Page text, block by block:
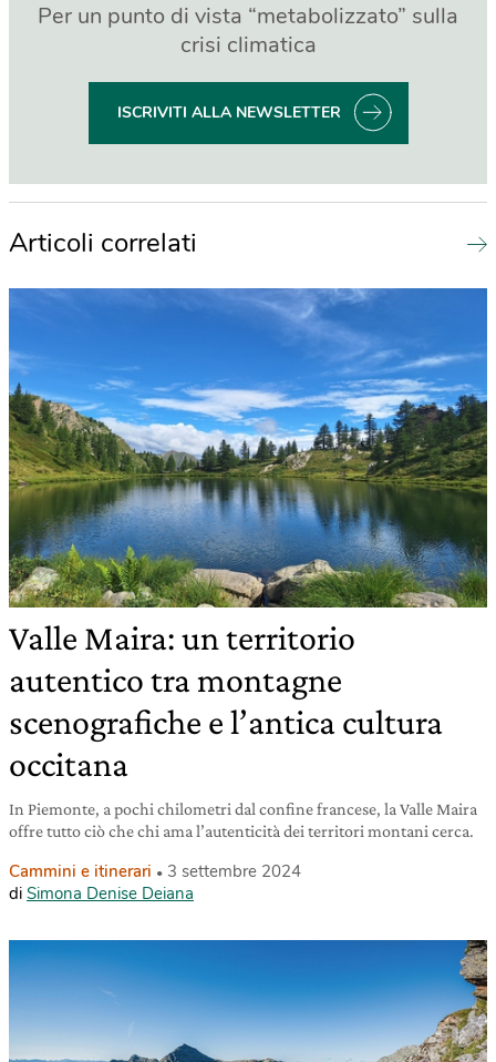
Per un punto di vista “metabolizzato” sulla
crisi climatica
ISCRIVITI ALLA NEWSLETTER
Articoli correlati
Valle Maira: un territorio
autentico tra montagne
scenografiche e l’antica cultura
occitana
In Piemonte, a pochi chilometri dal confine francese, la Valle Maira
offre tutto ciò che chi ama l’autenticità dei territori montani cerca.
Cammini e itinerari
3 settembre 2024
di Simona Denise Deiana